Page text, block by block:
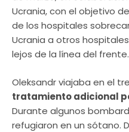
Ucrania, con el objetivo
de los hospitales
Ucrania a otros
lejos de la línea del frente.
Oleksandr viajaba en el
tratamiento adicional
Durante algunos
refugiaron en un sótano.